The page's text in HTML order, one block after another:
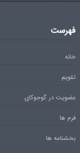
فهرست
خانه
تقویم
عضویت در گوجوکای
فرم ها
بخشنامه ها